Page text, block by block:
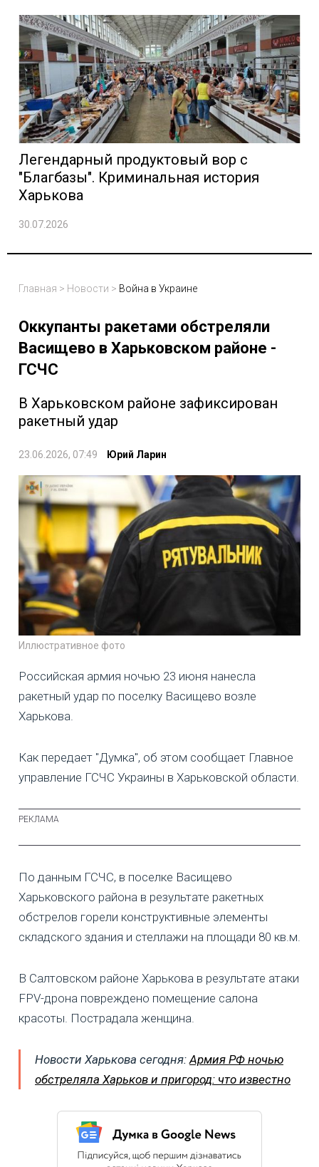
Легендарный продуктовый вор с
"Благбазы". Криминальная история
Харькова
30.07.2026
Главная > Новости > Война в Украине
Оккупанты ракетами обстреляли
Васищево в Харьковском районе -
ГСЧС
В Харьковском районе зафиксирован
ракетный удар
23.06.2026, 07:49 Юрий Ларин
Иллюстративное фото
Российская армия ночью 23 июня нанесла
ракетный удар по поселку Васищево возле
Харькова.
Как передает "Думка", об этом сообщает Главное
управление ГСЧС Украины в Харьковской области.
По данным ГСЧС, в поселке Васищево
Харьковского района в результате ракетных
обстрелов горели конструктивные элементы
складского здания и стеллажи на площади 80 кв.м.
В Салтовском районе Харькова в результате атаки
FPV-дрона повреждено помещение салона
красоты. Пострадала женщина.
Новости Харькова сегодня: Армия РФ ночью
обстреляла Харьков и пригород: что известно